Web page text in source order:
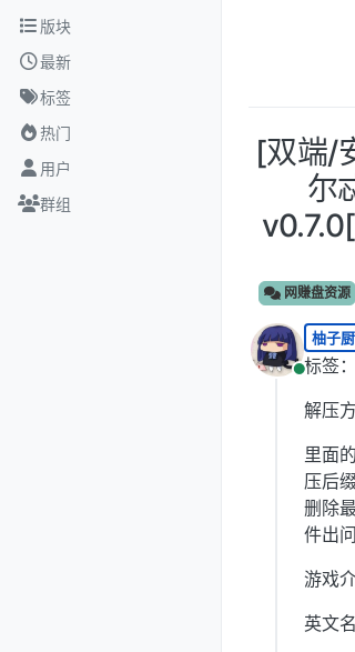
跳转至内容
版块
最新
标签
热门
用户
群组
[双端/
尔
网赚盘资源
在线
柚子厨
标签
解压
里面
压后
删除
件出
游戏介
英文